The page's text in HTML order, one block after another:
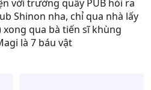
với trưởng quầy PUB hỏi ra
Shinon nha, chỉ qua nhà lấy
qua bà tiến sĩ khùng
là 7 báu vật